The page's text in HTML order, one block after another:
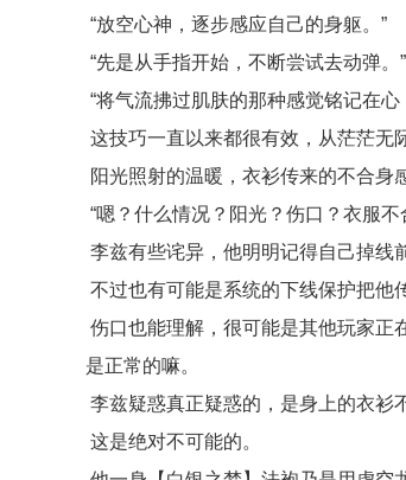
“放空心神，逐步感应自己的身躯。”
“先是从手指开始，不断尝试去动弹。”
“将气流拂过肌肤的那种感觉铭记在
这技巧一直以来都很有效，从茫茫无
阳光照射的温暖，衣衫传来的不合
“嗯？什么情况？阳光？伤口？衣服不
李兹有些诧异，他明明记得自己掉线
不过也有可能是系统的下线保护把他
伤口也能理解，很可能是其他玩家正
是正常的嘛。
李兹疑惑真正疑惑的，是身上的衣衫
这是绝对不可能的。